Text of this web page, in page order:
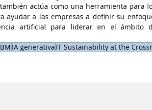
actúa como una herramienta para
ayudar a las empresas a definir su
artificial para liderar en el ámbito
IA generativa IT Sustainability at the